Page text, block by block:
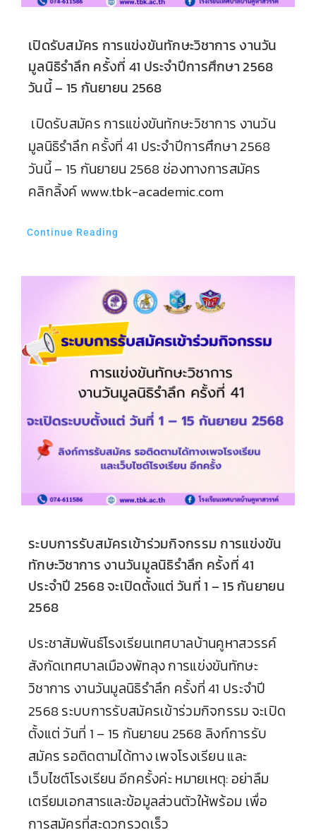
เปิดรับสมัคร การแข่งขันทักษะวิชาการ งานวัน
มูลนิธิรำลึก ครั้งที่ 41 ประจำปีการศึกษา 2568
วันนี้ – 15 กันยายน 2568
เปิดรับสมัคร การแข่งขันทักษะวิชาการ งานวัน
มูลนิธิรำลึก ครั้งที่ 41 ประจำปีการศึกษา 2568
วันนี้ – 15 กันยายน 2568 ช่องทางการสมัคร
คลิกลิ้งค์ www.tbk-academic.com
Continue Reading
ระบบการรับสมัครเข้าร่วมกิจกรรม การแข่งขัน
ทักษะวิชาการ งานวันมูลนิธิรำลึก ครั้งที่ 41
ประจำปี 2568 จะเปิดตั้งแต่ วันที่ 1 – 15 กันยายน
2568
ประชาสัมพันธ์โรงเรียนเทศบาลบ้านคูหาสวรรค์
สังกัดเทศบาลเมืองพัทลุง การแข่งขันทักษะ
วิชาการ งานวันมูลนิธิรำลึก ครั้งที่ 41 ประจำปี
2568 ระบบการรับสมัครเข้าร่วมกิจกรรม จะเปิด
ตั้งแต่ วันที่ 1 – 15 กันยายน 2568 ลิงก์การรับ
สมัคร รอติดตามได้ทาง เพจโรงเรียน และ
เว็บไซต์โรงเรียน อีกครั้งค่ะ หมายเหตุ: อย่าลืม
เตรียมเอกสารและข้อมูลส่วนตัวให้พร้อม เพื่อ
การสมัครที่สะดวกรวดเร็ว